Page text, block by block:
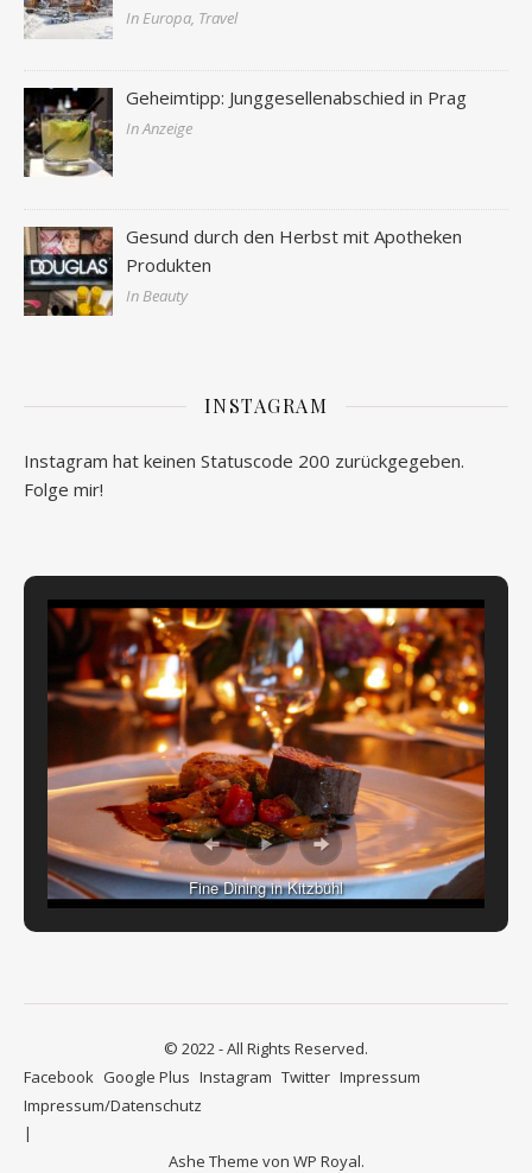
In Europa, Travel
Geheimtipp: Junggesellenabschied in Prag
In Anzeige
Gesund durch den Herbst mit Apotheken
Produkten
In Beauty
INSTAGRAM
Instagram hat keinen Statuscode 200 zurückgegeben.
Folge mir!
Fine Dining in Kitzbühl
© 2022 - All Rights Reserved.
Facebook Google Plus Instagram Twitter Impressum
Impressum/Datenschutz
Ashe Theme von WP Royal.